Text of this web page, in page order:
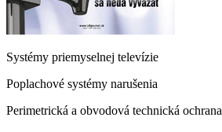
Systémy priemyselnej televízie
Poplachové systémy narušenia
Perimetrická a obvodová technická ochrana